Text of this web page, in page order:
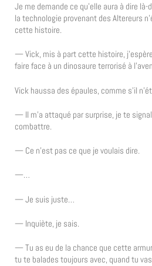
Je me demande ce qu’elle aura à dire
la technologie provenant des Altereurs
cette histoire.
— Vick, mis à part cette histoire,
faire face à un dinosaure terrorisé à
Vick haussa des épaules, comme s’il
— Il m’a attaqué par surprise, je te
combattre.
— Ce n’est pas ce que je voulais dire.
—…
— Je suis juste…
— Inquiète, je sais.
— Tu as eu de la chance que cette
tu te balades toujours avec, quand tu